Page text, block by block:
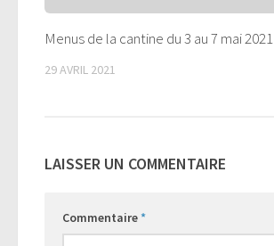
Menus de la cantine du 3 au 7 mai 2021
29 AVRIL 2021
LAISSER UN COMMENTAIRE
Commentaire*